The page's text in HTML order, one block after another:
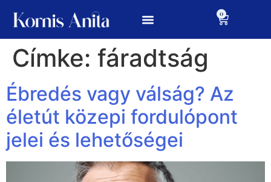
0
Címke: fáradtság
Ébredés vagy válság? Az
életút közepi fordulópont
jelei és lehetőségei